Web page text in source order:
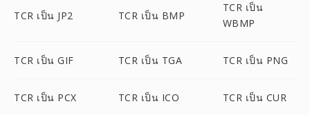
TCR เป็น JP2 TCR เป็น BMP
TCR เป็น
WBMP
TCR เป็น GIF TCR เป็น TGA TCR เป็น PNG
TCR เป็น PCX TCR เป็น ICO TCR เป็น CUR